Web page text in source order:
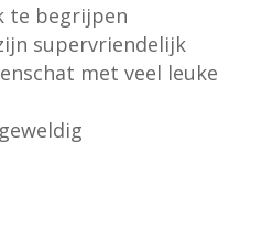
te begrijpen
supervriendelijk
met veel leuke